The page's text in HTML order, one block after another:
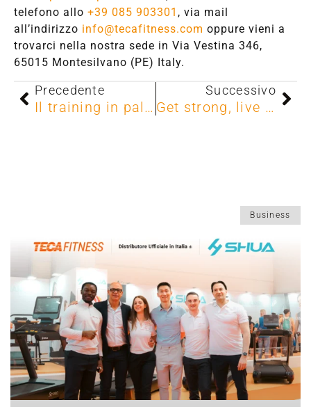
telefono allo +39 085 903301 , via mail
all’indirizzo info@tecafitness.com oppure vieni a
trovarci nella nostra sede in Via Vestina 346,
65015 Montesilvano (PE) Italy.
Precedente
Il training in palestra per eliminare la cellulite
Successivo
Get strong, live strong. Dalla sedentarietà all’uomo forte.
Business